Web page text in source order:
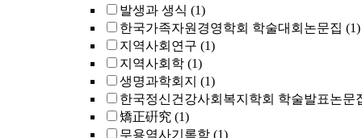
발생과 생식 (1)
한국가족자원경영학회 학술대회논문집 (1)
지역사회연구 (1)
지역사회학 (1)
생명과학회지 (1)
한국정신건강사회복지학회 학술발표논문
矯正硏究 (1)
무용역사기록학 (1)